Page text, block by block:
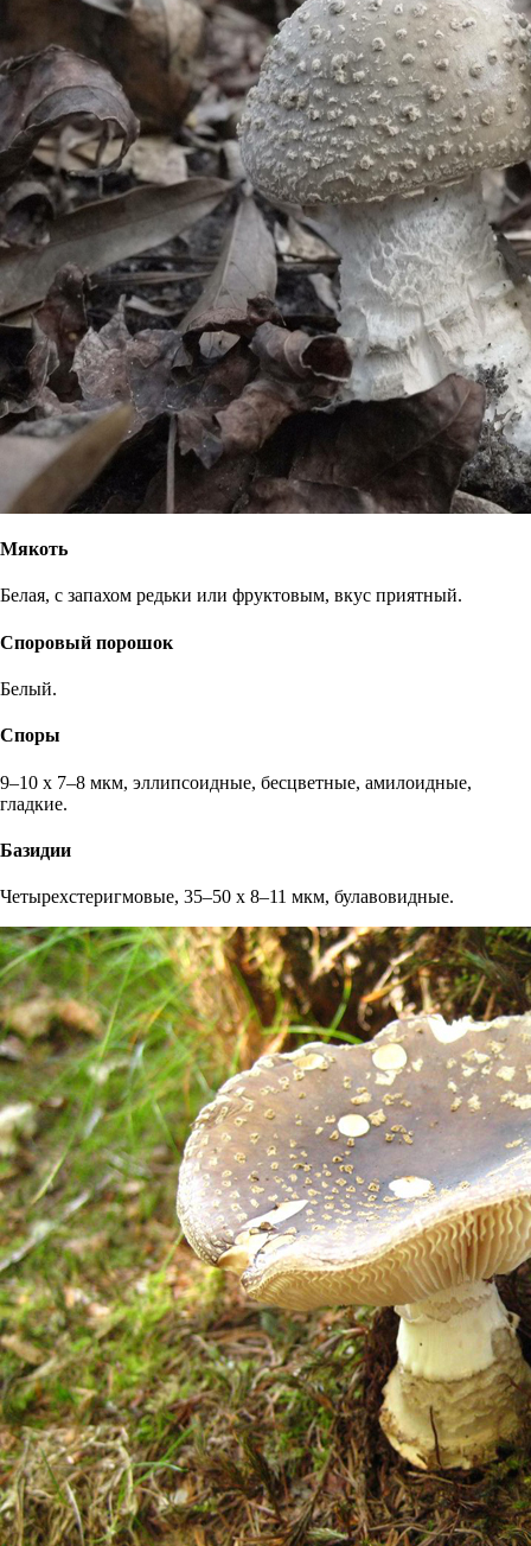
Мякоть
Белая, с запахом редьки или фруктовым, вкус приятный.
Споровый порошок
Белый.
Споры
9–10 х 7–8 мкм, эллипсоидные, бесцветные, амилоидные,
гладкие.
Базидии
Четырехстеригмовые, 35–50 х 8–11 мкм, булавовидные.